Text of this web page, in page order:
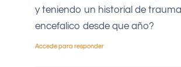
y teniendo un historial de
encefalico desde que año?
Accede para responder